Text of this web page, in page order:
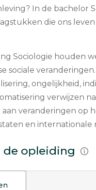
In de bachelor
die ons
Sociologie houden
sociale
ongelijkheid,
verwijzen
veranderingen op
en internationale
de opleiding